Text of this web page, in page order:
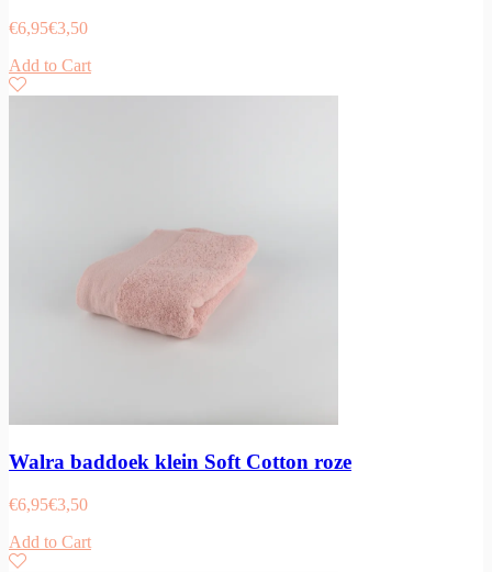
€6,95€3,50
Add to Cart
Walra baddoek klein Soft Cotton roze
€6,95€3,50
Add to Cart